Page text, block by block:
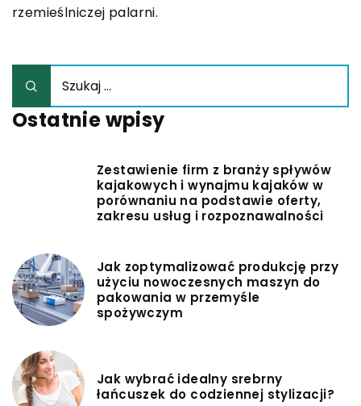
rzemieślniczej palarni.
Ostatnie wpisy
Zestawienie firm z branży spływów
kajakowych i wynajmu kajaków w
porównaniu na podstawie oferty,
zakresu usług i rozpoznawalności
Jak zoptymalizować produkcję przy
użyciu nowoczesnych maszyn do
pakowania w przemyśle
spożywczym
Jak wybrać idealny srebrny
łańcuszek do codziennej stylizacji?